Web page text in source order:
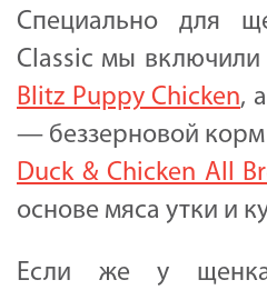
Специально для
Classic мы
Blitz Puppy Chicken,
— беззерновой корм
Duck & Chicken All
основе мяса утки и
Если же у щенка